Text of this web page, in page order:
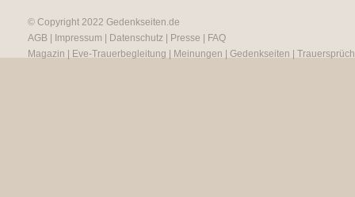
© Copyright 2022 Gedenkseiten.de
AGB
Impressum Datenschutz Presse
FAQ
Magazin
Eve-Trauerbegleitung Meinungen Gedenkseiten